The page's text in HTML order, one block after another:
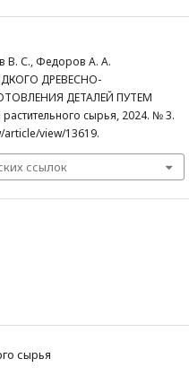
В. С., Федоров А. А.
ДРЕВЕСНО-
ДЕТАЛЕЙ ПУТЕМ
сырья, 2024. № 3.
article/view/13619.
ссылок
сырья